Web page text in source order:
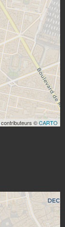
contributeurs ©CARTO